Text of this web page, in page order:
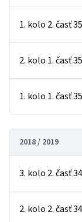
1. kolo 2. časť
2. kolo 1. časť
1. kolo 1. časť
2018 / 2019
3. kolo 2. časť
2. kolo 2. časť